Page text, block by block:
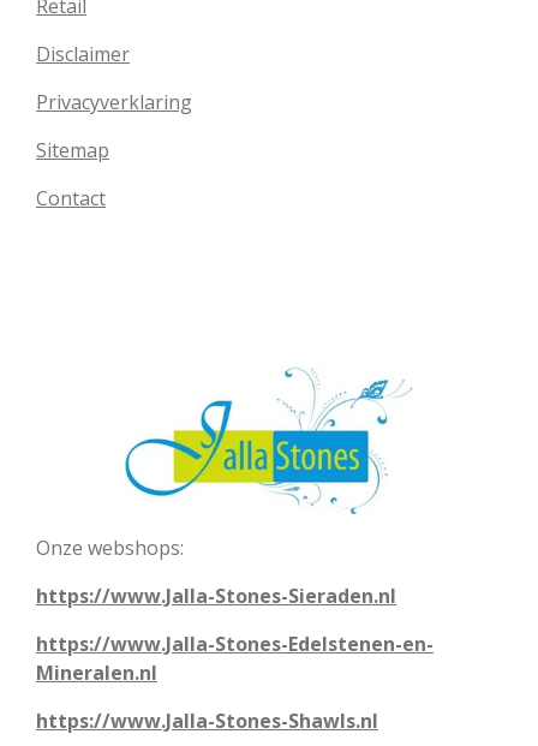
Retail
Disclaimer
Privacyverklaring
Sitemap
Contact
Onze webshops:
https://www.Jalla-Stones-Sieraden.nl
https://www.Jalla-Stones-Edelstenen-en-
Mineralen.nl
https://www.Jalla-Stones-Shawls.nl